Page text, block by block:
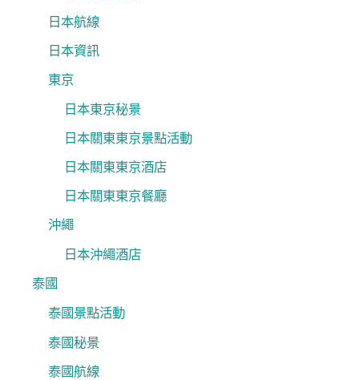
日本航線
日本資訊
東京
日本東京秘景
日本關東東京景點活動
日本關東東京酒店
日本關東東京餐廳
沖繩
日本沖繩酒店
泰國
泰國景點活動
泰國秘景
泰國航線